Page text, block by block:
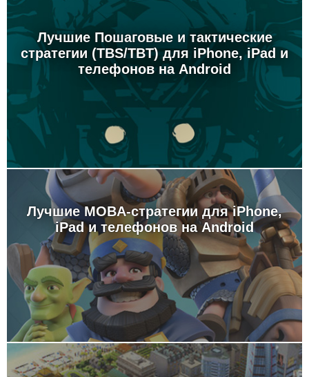
Лучшие Пошаговые и тактические
стратегии (TBS/TBT) для iPhone, iPad и
телефонов на Android
Лучшие MOBA-стратегии для iPhone,
iPad и телефонов на Android